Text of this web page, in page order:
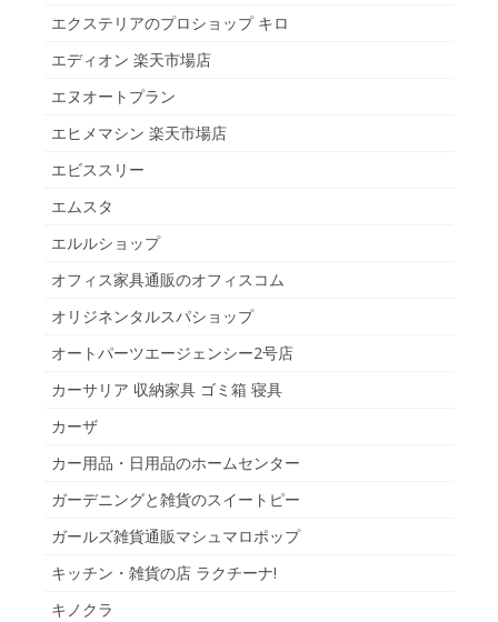
エクステリアのプロショップ キロ
エディオン 楽天市場店
エヌオートプラン
エヒメマシン 楽天市場店
エビススリー
エムスタ
エルルショップ
オフィス家具通販のオフィスコム
オリジネンタルスパショップ
オートパーツエージェンシー2号店
カーサリア 収納家具 ゴミ箱 寝具
カーザ
カー用品・日用品のホームセンター
ガーデニングと雑貨のスイートピー
ガールズ雑貨通販マシュマロポップ
キッチン・雑貨の店 ラクチーナ!
キノクラ